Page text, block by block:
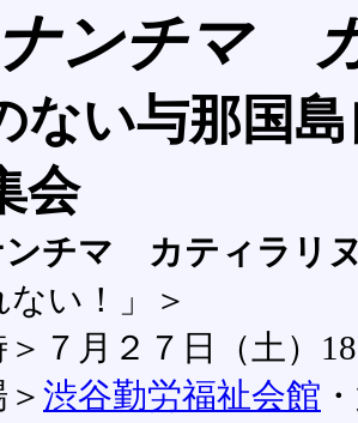
ナンチマ
ない与那国
会
チマ カティラリ
い！」＞
７月２７日（土）
渋谷勤労福祉会館